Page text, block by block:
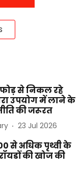
से निकल रहे
उपयोग में लाने के
की जरूरत
23 Jul 2026
से अधिक पृथ्वी के
की खोज की